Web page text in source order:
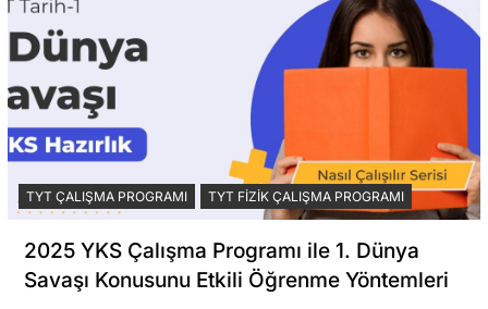
TYT ÇALIŞMA PROGRAMI TYT FIZIK ÇALIŞMA PROGRAMI
2025 YKS Çalışma Programı ile 1. Dünya
Savaşı Konusunu Etkili Öğrenme Yöntemleri